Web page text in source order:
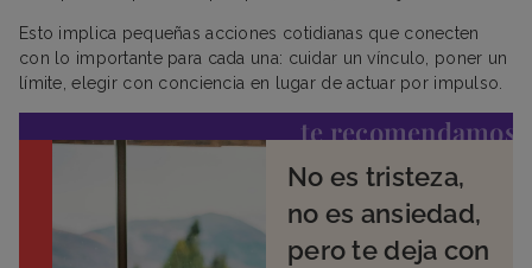
Esto implica pequeñas acciones cotidianas que conecten
con lo importante para cada una: cuidar un vínculo, poner un
límite, elegir con conciencia en lugar de actuar por impulso.
te recomendamos
No es tristeza,
no es ansiedad,
pero te deja con